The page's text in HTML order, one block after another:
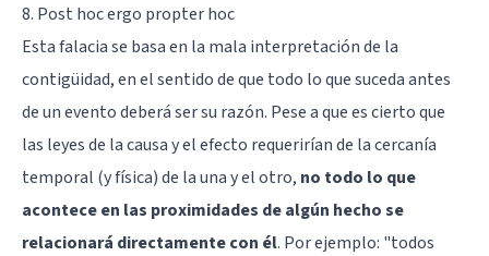
8. Post hoc ergo propter hoc
Esta falacia se basa en la mala interpretación de la
contigüidad, en el sentido de que todo lo que suceda antes
de un evento deberá ser su razón. Pese a que es cierto que
las leyes de la causa y el efecto requerirían de la cercanía
temporal (y física) de la una y el otro, no todo lo que
acontece en las proximidades de algún hecho se
relacionará directamente con él. Por ejemplo: "todos